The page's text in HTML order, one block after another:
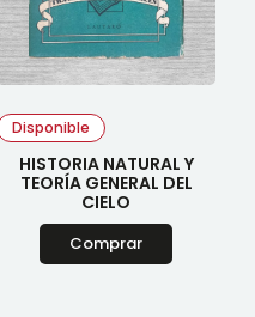
Disponible
HISTORIA NATURAL Y
TEORÍA GENERAL DEL
CIELO
Comprar